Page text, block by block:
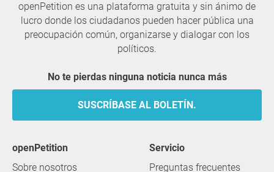
openPetition es una plataforma gratuita y sin ánimo de
lucro donde los ciudadanos pueden hacer pública una
preocupación común, organizarse y dialogar con los
políticos.
No te pierdas ninguna noticia nunca más
SUSCRÍBASE AL BOLETÍN.
openPetition
Sobre nosotros
servicio
Preguntas frecuentes